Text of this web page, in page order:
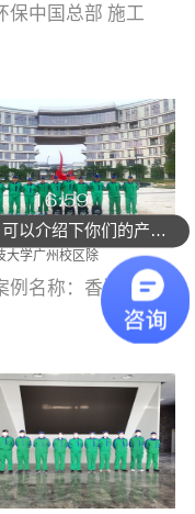
产基地，工厂拥有
生产设备和成熟的
头源材料、严控产
，我们每一批的生
都经过严格的质检
生产车间为优吸总
国分支机构生产光
净醛王、祛味剂等
列产品，保质保量
产任务，确保全国
资质优势团队优势分
优吸环保是一棵正
成长的树，只要我们
爱护她、珍惜她、
来越枝繁叶茂，终
保中国总部 施工
工装节选)广州南沙
江湾校区)项目地
州市南沙区海滨路
江湾江门市蓬江区
大学广州校区除
圆满完成
例名称：香港科技
校区室内空气治
程案例地址：广
区·香港科技大学(广
区 工程案...
可以介绍下你们的产品么
你们是怎么收费的呢